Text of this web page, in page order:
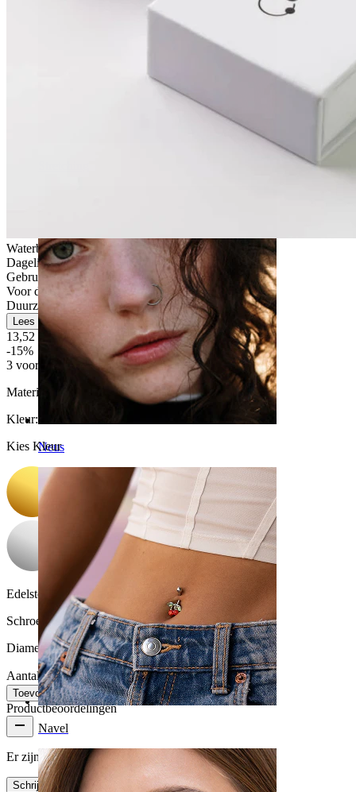
Neus
Navel
Waterbestendig
Dagelijks gebruik
Gebruikersvriendelijk
Voor de meeste huidtypes
Duurzaam
Lees meer
13,52 €
15,90 €
-15%
3 voor 2
Materiaal:
Chirurgisch staal
Kleur:
Kies Kleur
Edelsteen kleur:Transparant
Schroefdraad dikte:1 mm
Diameter:10 mm
Aantal: 1 Wijzigen
Toevoegen aan winkelwagen
Productbeoordelingen
Er zijn nog geen reviews voor dit product
Schrijf een review